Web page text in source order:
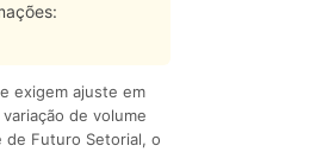
exigem ajuste em
de volume
de Futuro Setorial, o